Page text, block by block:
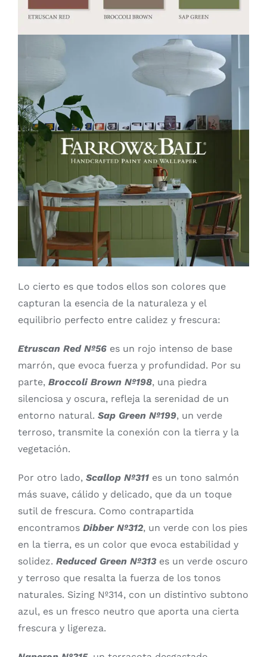
Lo cierto es que todos ellos son colores que
capturan la esencia de la naturaleza y el
equilibrio perfecto entre calidez y frescura:
Etruscan Red Nº56es un rojo intenso de base
marrón, que evoca fuerza y profundidad. Por su
parte, Broccoli Brown Nº198, una piedra
silenciosa y oscura, refleja la serenidad de un
entorno natural. Sap Green Nº199, un verde
terroso, transmite la conexión con la tierra y la
vegetación.
Por otro lado, Scallop Nº311es un tono salmón
más suave, cálido y delicado, que da un toque
sutil de frescura. Como contrapartida
encontramos Dibber Nº312, un verde con los pies
en la tierra, es un color que evoca estabilidad y
solidez. Reduced Green Nº313es un verde oscuro
y terroso que resalta la fuerza de los tonos
naturales. Sizing Nº314, con un distintivo subtono
azul, es un fresco neutro que aporta una cierta
frescura y ligereza.